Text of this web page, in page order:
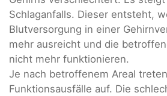
Schlaganfalls. Dieser entsteht,
Blutversorgung in einer
mehr ausreicht und die
nicht mehr funktionieren.
Je nach betroffenem Areal
Funktionsausfälle auf. Die